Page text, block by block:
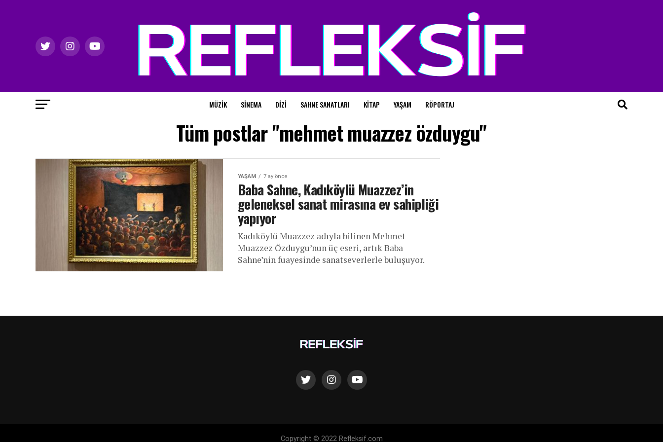
MÜZIK SINEMA DIZI SAHNE SANATLARI KITAP YAŞAM RÖPORTAJ
Tüm postlar "mehmet muazzez özduygu"
YAŞAM 7 ay önce
Baba Sahne, Kadıköylü Muazzez’in
geleneksel sanat mirasına ev sahipliği
yapıyor
Kadıköylü Muazzez adıyla bilinen Mehmet
Muazzez Özduygu’nun üç eseri, artık Baba
Sahne’nin fuayesinde sanatseverlerle buluşuyor.
Copyright © 2022 Refleksif.com